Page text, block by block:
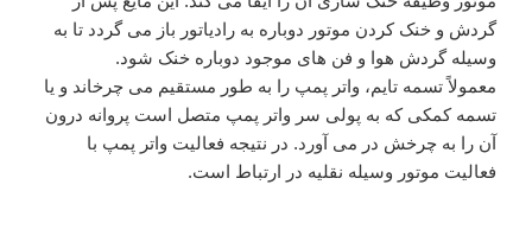
گردش و خنک کردن موتور دوباره به رادیاتور باز می گردد تا به
وسیله گردش هوا و فن های موجود دوباره خنک شود.
معمولاً تسمه تایم، واتر پمپ را به طور مستقیم می چرخاند و یا
تسمه کمکی که به پولی سر واتر پمپ متصل است پروانه درون
آن را به چرخش در می آورد. در نتیجه فعالیت واتر پمپ با
فعالیت موتور وسیله نقلیه در ارتباط است.